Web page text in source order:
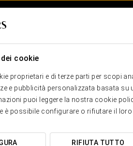
cookie
proprietari e di terze parti per scopi
e pubblicità personalizzata basata
puoi leggere la nostra cookie
è possibile configurare o rifiutare il
RIFIUTA TUTTO
a Barcellona -